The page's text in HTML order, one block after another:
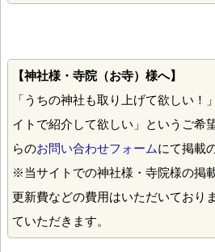
【神社様・寺院（お寺）様へ】
「うちの神社も取り上げて欲しい！
イトで紹介して欲しい」というご希
らのお問い合わせフォームにて掲載
※当サイトでの神社様・寺院様の掲
更新費などの費用はいただいており
ていただきます。